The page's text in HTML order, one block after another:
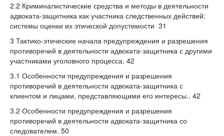
2.2 Криминалистические средства и методы в деятельности
адвоката-защитника как участника следственных действий:
системы оценки их этической допустимости 31
3 Тактико-этические начала предупреждения и разрешения
противоречий в деятельности адвоката-защитника с другими
участниками уголовного процесса. 42
3.1 Особенности предупреждения и разрешения
противоречий в деятельности адвоката-защитника с
клиентом и лицами, представляющими его интересы.. 42
3.2 Особенности предупреждения и разрешения
противоречий в деятельности адвоката-защитника со
следователем. 50